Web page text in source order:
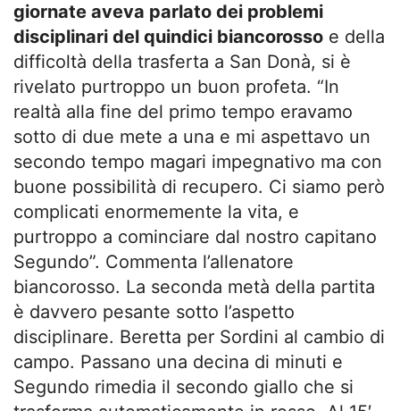
giornate aveva parlato dei problemi
disciplinari del quindici biancorosso e della
difficoltà della trasferta a San Donà, si è
rivelato purtroppo un buon profeta. “In
realtà alla fine del primo tempo eravamo
sotto di due mete a una e mi aspettavo un
secondo tempo magari impegnativo ma con
buone possibilità di recupero. Ci siamo però
complicati enormemente la vita, e
purtroppo a cominciare dal nostro capitano
Segundo”. Commenta l’allenatore
biancorosso. La seconda metà della partita
è davvero pesante sotto l’aspetto
disciplinare. Beretta per Sordini al cambio di
campo. Passano una decina di minuti e
Segundo rimedia il secondo giallo che si